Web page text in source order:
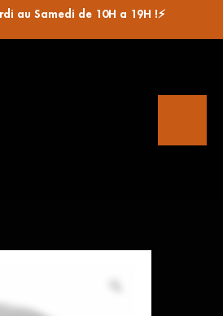
au Samedi de 10H a 19H !⚡